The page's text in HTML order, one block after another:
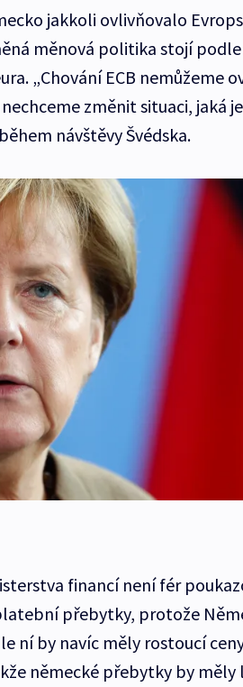
jakkoli ovlivňovalo
měnová politika stojí
„Chování ECB nemůžeme
změnit situaci, jaká
návštěvy Švédska.
financí není fér
přebytky, protože
ní by navíc měly rostoucí
německé přebytky by měly